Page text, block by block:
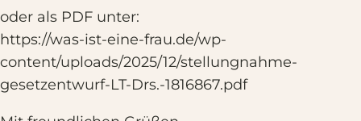
oder als PDF unter:
https://was-ist-eine-frau.de/wp-
content/uploads/2025/12/stellungnahme-
gesetzentwurf-LT-Drs.-1816867.pdf